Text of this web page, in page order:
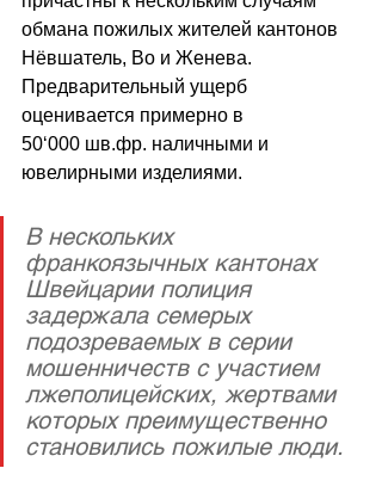
обмана пожилых жителей кантонов
Нёвшатель, Во и Женева.
Предварительный ущерб
оценивается примерно в
50‘000 шв.фр. наличными и
ювелирными изделиями.
В нескольких
франкоязычных кантонах
Швейцарии полиция
задержала семерых
подозреваемых в серии
мошенничеств с участием
лжеполицейских, жертвами
которых преимущественно
становились пожилые люди.